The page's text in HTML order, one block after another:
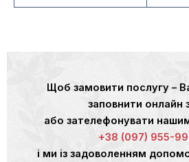
Щоб замовити послугу –
заповнити онлайн
або зателефонувати
+38 (097) 955-
і ми із задоволенням